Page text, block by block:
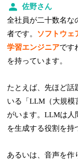
佐野さん
全社員が二十数名な
者です。 ソフトウェ
学習エンジニアです
を持っています。
たとえば、先ほど話
いる「LLM（大規模
がいます。LLMは人
を生成する役割を持
あるいは、音声を作